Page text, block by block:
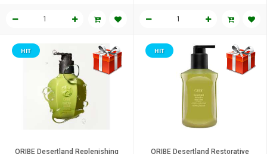
ORIBE Desertland Replenishing
HIT
ORIBE Desertland Restorative
HIT